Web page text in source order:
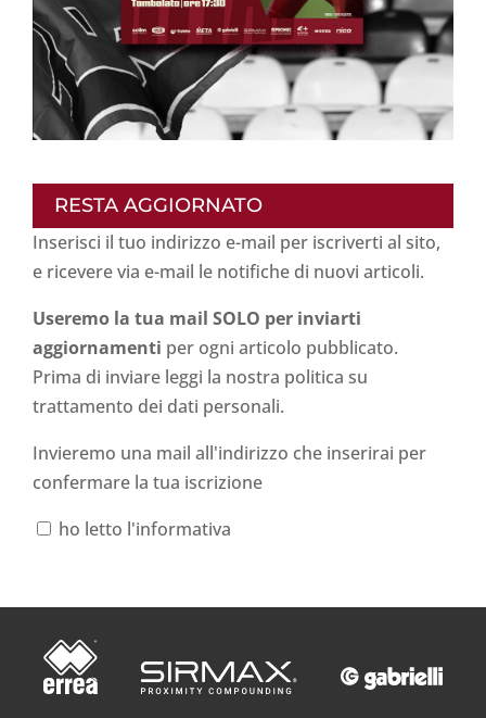
RESTA AGGIORNATO
Inserisci il tuo indirizzo e-mail per iscriverti al sito,
e ricevere via e-mail le notifiche di nuovi articoli.
Useremo la tua mail SOLO per inviarti
aggiornamenti per ogni articolo pubblicato.
Prima di inviare leggi la nostra politica su
trattamento dei dati personali.
Invieremo una mail all'indirizzo che inserirai per
confermare la tua iscrizione
ho letto l'informativa